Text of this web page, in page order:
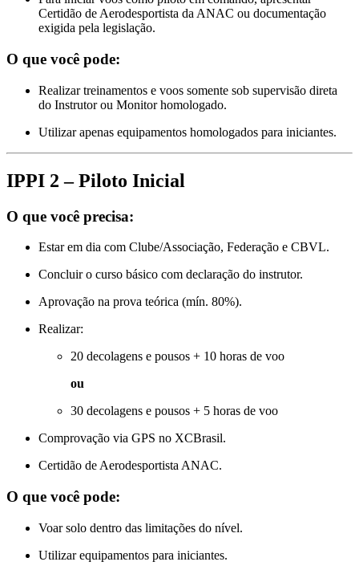
Certidão de Aerodesportista da ANAC ou documentação
exigida pela legislação.
O que você pode:
Realizar treinamentos e voos somente sob supervisão direta
do Instrutor ou Monitor homologado.
Utilizar apenas equipamentos homologados para iniciantes.
IPPI 2 – Piloto Inicial
O que você precisa:
Estar em dia com Clube/Associação, Federação e CBVL.
Concluir o curso básico com declaração do instrutor.
Aprovação na prova teórica (mín. 80%).
Realizar:
20 decolagens e pousos + 10 horas de voo
ou
30 decolagens e pousos + 5 horas de voo
Comprovação via GPS no XCBrasil.
Certidão de Aerodesportista ANAC.
O que você pode:
Voar solo dentro das limitações do nível.
Utilizar equipamentos para iniciantes.